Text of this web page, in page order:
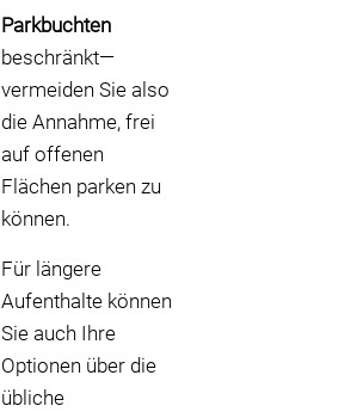
Parkbuchten
beschränkt—
vermeiden Sie also
die Annahme, frei
auf offenen
Flächen parken zu
können.
Für längere
Aufenthalte können
Sie auch Ihre
Optionen über die
übliche